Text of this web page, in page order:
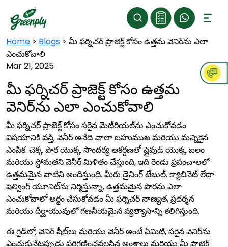
Home > Blogs > మీ ఫర్నిచర్ ప్రాజెక్ట్ కోసం ఉత్తమ వెనిర్‌ను ఎలా
ఎంచుకోవాలి
Mar 21, 2025
మీ ఫర్నిచర్ ప్రాజెక్ట్ కోసం ఉత్తమ
వెనిర్‌ను ఎలా ఎంచుకోవాలి
మీ ఫర్నిచర్ ప్రాజెక్ట్ కోసం సరైన మెటీరియల్‌ను ఎంచుకోవడం
విషయానికి వస్తే, వెనీర్ అనేది చాలా బహుముఖ మరియు మన్నికైన
ఎంపిక. చెక్క పొర యొక్క సౌందర్య ఆకర్షణతో ప్లైవుడ్ యొక్క బలం
మరియు స్థోమతని వెనీర్ మిళితం చేస్తుంది, ఇది రెండు ప్రపంచాలలో
ఉత్తమమైన వాటిని అందిస్తుంది. మీరు డైనింగ్ టేబుల్, క్యాబినెట్ లేదా
షెల్వింగ్ యూనిట్‌ను నిర్మిస్తున్నా, ఉత్తమమైన పొరను ఎలా
ఎంచుకోవాలో అర్థం చేసుకోవడం మీ ఫర్నిచర్ నాణ్యత, ప్రదర్శన
మరియు దీర్ఘాయువులో గణనీయమైన వ్యత్యాసాన్ని కలిగిస్తుంది.
ఈ గైడ్‌లో, వెనిర్ షీట్‌లు మరియు వెనీర్ అంటే ఏమిటి, సరైన వెనిర్‌ను
ఎంచుకునేటప్పుడు పరిగణించవలసిన అంశాలు మరియు మీ ప్రాజెక్ట్